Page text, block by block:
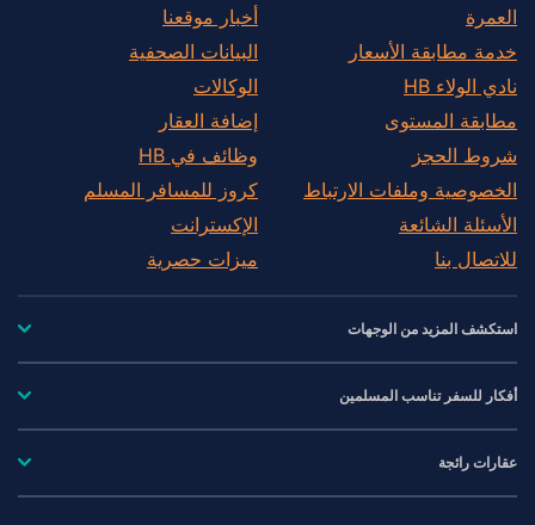
العمرة
خدمة مطابقة الأسعار
نادي الولاء HB
مطابقة المستوى
شروط الحجز
الخصوصية وملفات الارتباط
الأسئلة الشائعة
للاتصال بنا
أخبار موقعنا
البيانات الصحفية
الوكالات
إضافة العقار
وظائف في HB
كروز للمسافر المسلم
الإكسترانت
ميزات حصرية
استكشف المزيد من الوجهات
أفكار للسفر تناسب المسلمين
عقارات رائجة